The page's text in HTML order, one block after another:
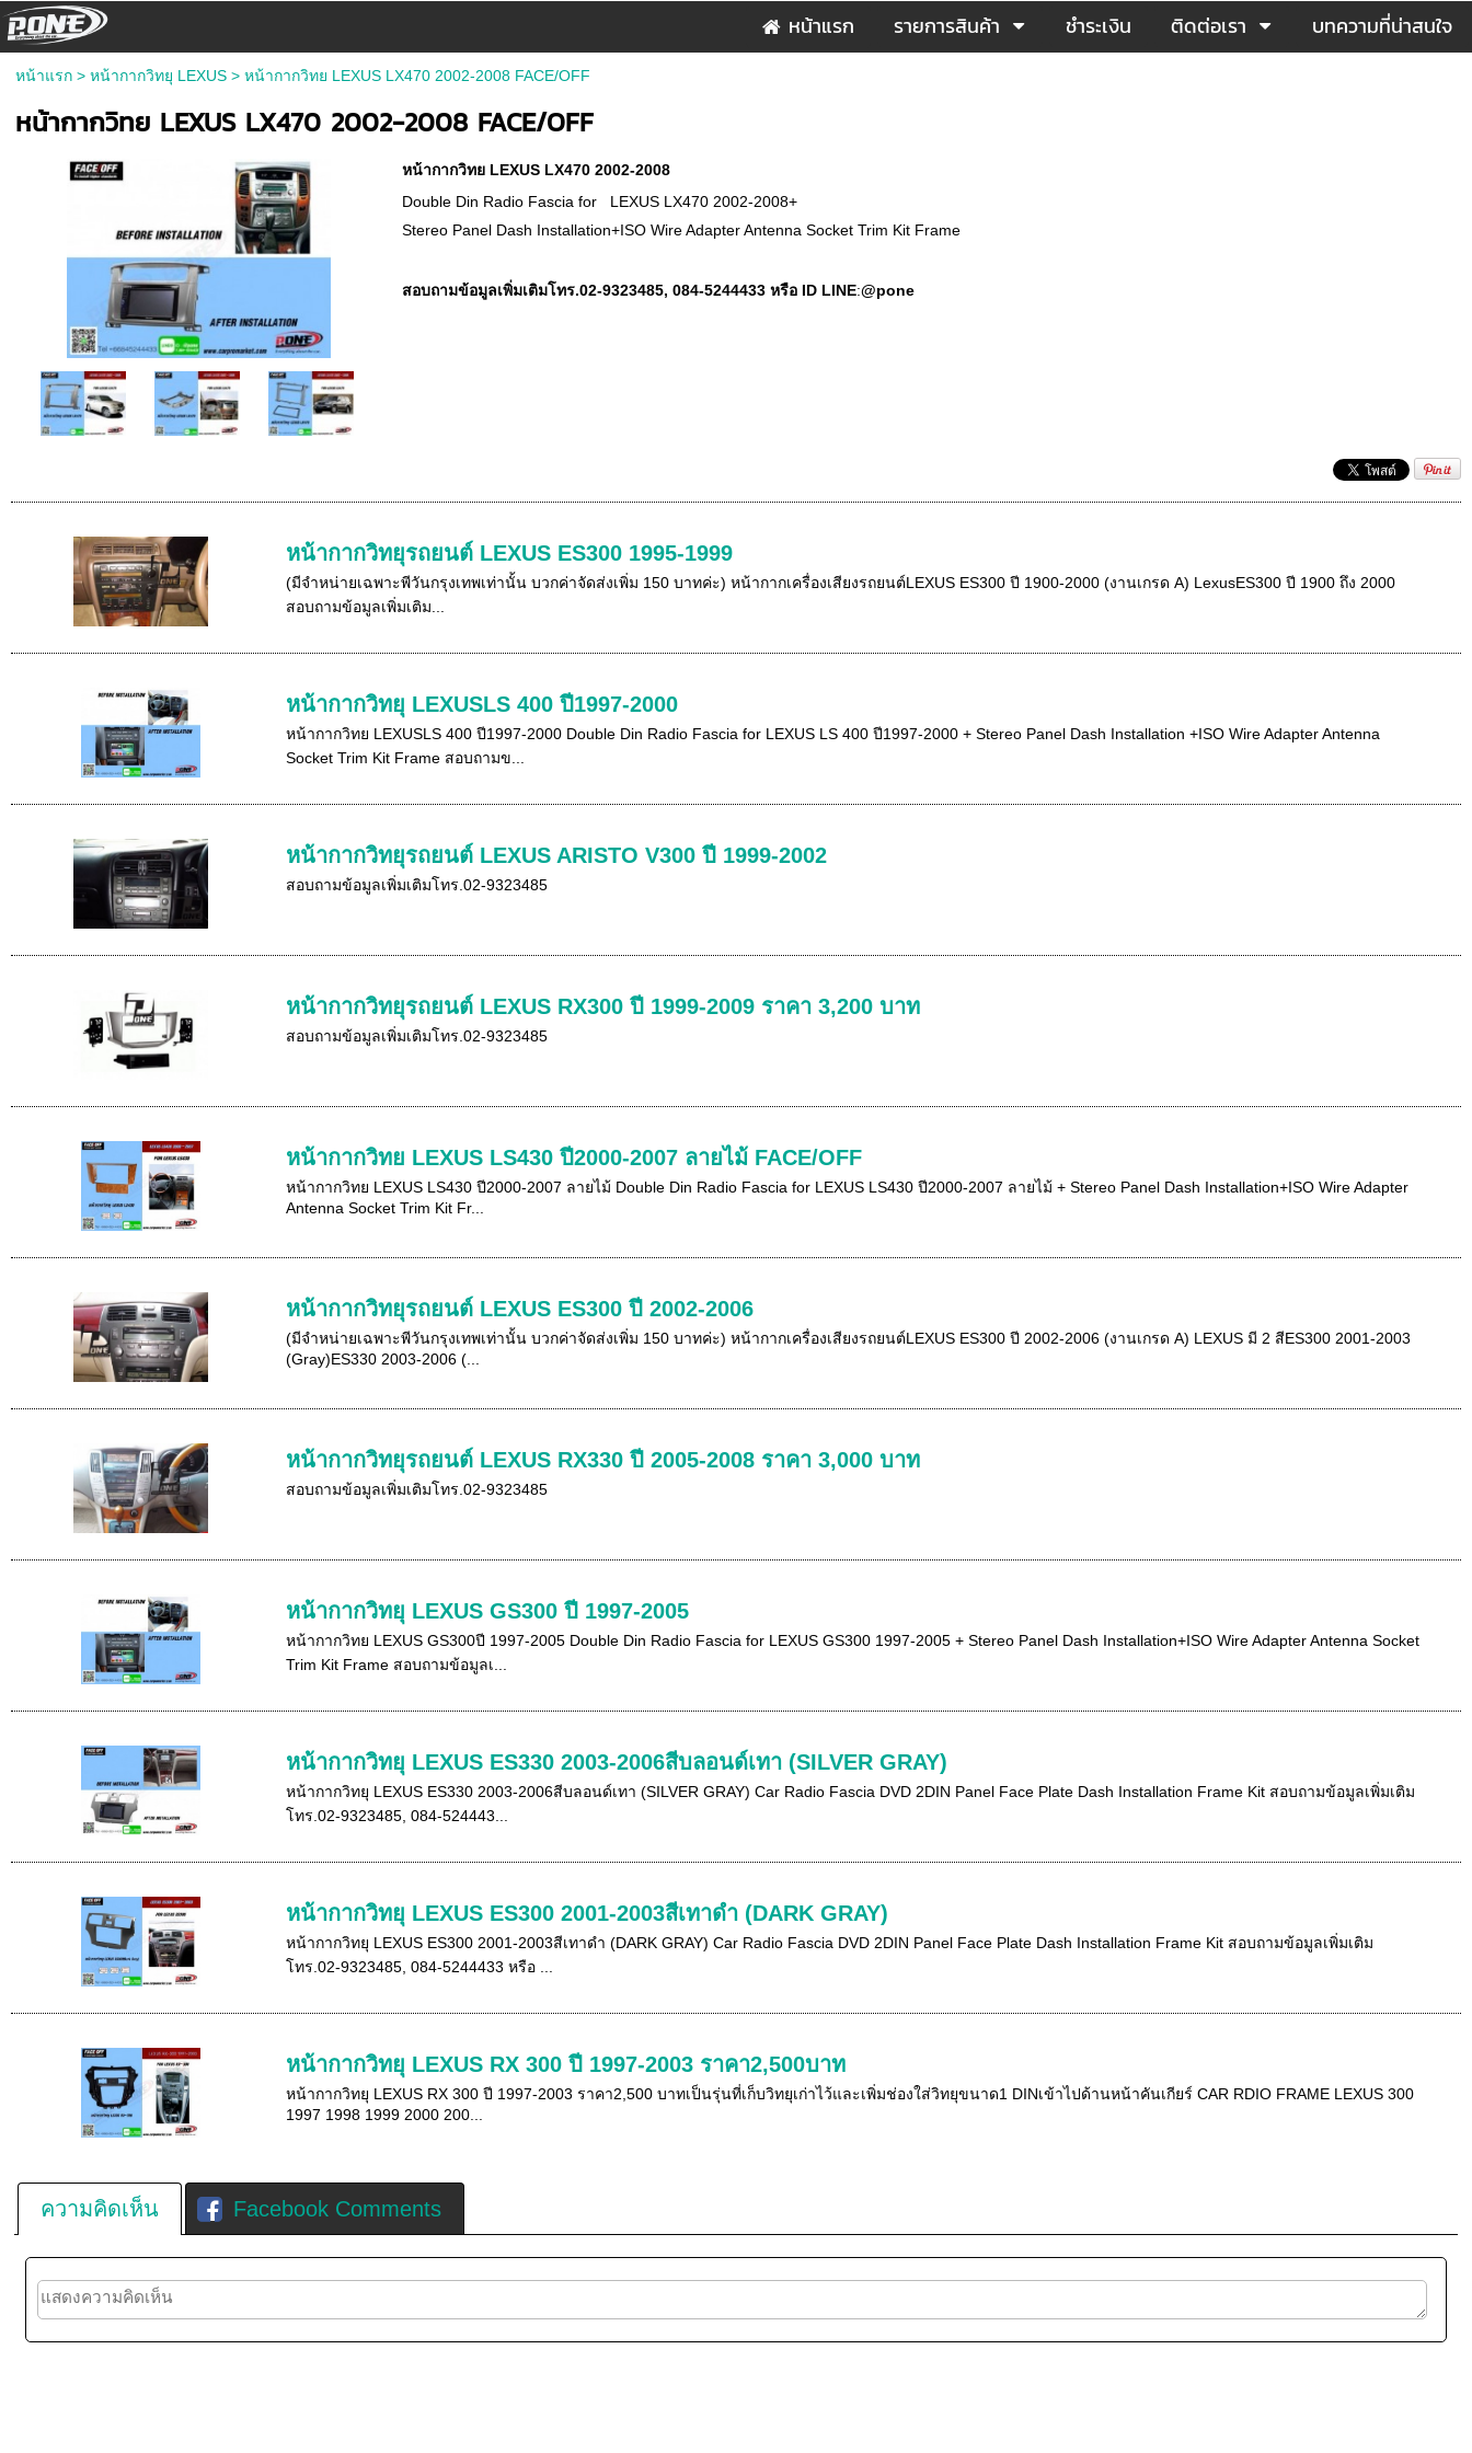
หน้าแรก รายการสินค้า ชำระเงิน ติดต่อเรา บทความที่น่าสนใจ
หน้าแรก> หน้ากากวิทยุ LEXUS> หน้ากากวิทย LEXUS LX470 2002-2008 FACE/OFF
หน้ากากวิทย LEXUS LX470 2002-2008 FACE/OFF
หน้ากากวิทย LEXUS LX470 2002-2008
Double Din Radio Fascia for LEXUS LX470 2002-2008+
Stereo Panel Dash Installation+ISO Wire Adapter Antenna Socket Trim Kit Frame
สอบถามข้อมูลเพิ่มเติมโทร.02-9323485, 084-5244433 หรือ ID LINE:@pone
หน้ากากวิทยุรถยนต์ LEXUS ES300 1995-1999
(มีจำหน่ายเฉพาะพีวันกรุงเทพเท่านั้น บวกค่าจัดส่งเพิ่ม 150 บาทค่ะ) หน้ากากเครื่องเสียงรถยนต์LEXUS ES300 ปี 1900-2000 (งานเกรด A) LexusES300 ปี 1900 ถึง 2000
สอบถามข้อมูลเพิ่มเติม...
หน้ากากวิทยุ LEXUSLS 400 ปี1997-2000
หน้ากากวิทย LEXUSLS 400 ปี1997-2000 Double Din Radio Fascia for LEXUS LS 400 ปี1997-2000 + Stereo Panel Dash Installation +ISO Wire Adapter Antenna
Socket Trim Kit Frame สอบถามข...
หน้ากากวิทยุรถยนต์ LEXUS ARISTO V300 ปี 1999-2002
สอบถามข้อมูลเพิ่มเติมโทร.02-9323485
หน้ากากวิทยุรถยนต์ LEXUS RX300 ปี 1999-2009 ราคา 3,200 บาท
สอบถามข้อมูลเพิ่มเติมโทร.02-9323485
หน้ากากวิทย LEXUS LS430 ปี2000-2007 ลายไม้ FACE/OFF
หน้ากากวิทย LEXUS LS430 ปี2000-2007 ลายไม้ Double Din Radio Fascia for LEXUS LS430 ปี2000-2007 ลายไม้ + Stereo Panel Dash Installation+ISO Wire Adapter
Antenna Socket Trim Kit Fr...
หน้ากากวิทยุรถยนต์ LEXUS ES300 ปี 2002-2006
(มีจำหน่ายเฉพาะพีวันกรุงเทพเท่านั้น บวกค่าจัดส่งเพิ่ม 150 บาทค่ะ) หน้ากากเครื่องเสียงรถยนต์LEXUS ES300 ปี 2002-2006 (งานเกรด A) LEXUS มี 2 สีES300 2001-2003
(Gray)ES330 2003-2006 (...
หน้ากากวิทยุรถยนต์ LEXUS RX330 ปี 2005-2008 ราคา 3,000 บาท
สอบถามข้อมูลเพิ่มเติมโทร.02-9323485
หน้ากากวิทยุ LEXUS GS300 ปี 1997-2005
หน้ากากวิทย LEXUS GS300ปี 1997-2005 Double Din Radio Fascia for LEXUS GS300 1997-2005 + Stereo Panel Dash Installation+ISO Wire Adapter Antenna Socket
Trim Kit Frame สอบถามข้อมูลเ...
หน้ากากวิทยุ LEXUS ES330 2003-2006สีบลอนด์เทา (SILVER GRAY)
หน้ากากวิทยุ LEXUS ES330 2003-2006สีบลอนด์เทา (SILVER GRAY) Car Radio Fascia DVD 2DIN Panel Face Plate Dash Installation Frame Kit สอบถามข้อมูลเพิ่มเติม
โทร.02-9323485, 084-524443...
หน้ากากวิทยุ LEXUS ES300 2001-2003สีเทาดำ (DARK GRAY)
หน้ากากวิทยุ LEXUS ES300 2001-2003สีเทาดำ (DARK GRAY) Car Radio Fascia DVD 2DIN Panel Face Plate Dash Installation Frame Kit สอบถามข้อมูลเพิ่มเติม
โทร.02-9323485, 084-5244433 หรือ ...
หน้ากากวิทยุ LEXUS RX 300 ปี 1997-2003 ราคา2,500บาท
หน้ากากวิทยุ LEXUS RX 300 ปี 1997-2003 ราคา2,500 บาทเป็นรุ่นที่เก็บวิทยุเก่าไว้และเพิ่มช่องใส่วิทยุขนาด1 DINเข้าไปด้านหน้าคันเกียร์ CAR RDIO FRAME LEXUS 300
1997 1998 1999 2000 200...
ความคิดเห็น Facebook Comments